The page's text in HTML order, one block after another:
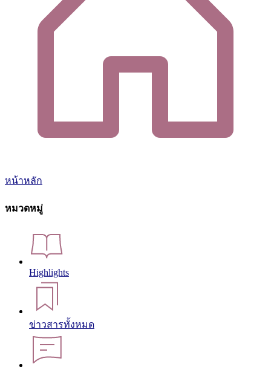
หน้าหลัก
หมวดหมู่
Highlights
ข่าวสารทั้งหมด